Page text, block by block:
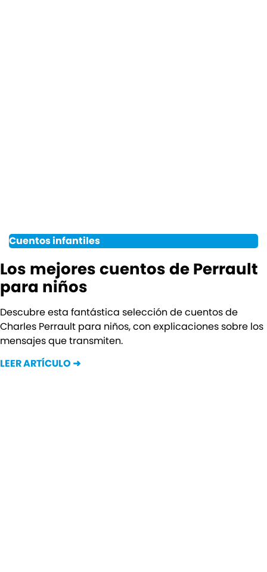
Cuentos infantiles
Los mejores cuentos de Perrault
para niños
Descubre esta fantástica selección de cuentos de
Charles Perrault para niños, con explicaciones sobre los
mensajes que transmiten.
LEER ARTÍCULO ➜